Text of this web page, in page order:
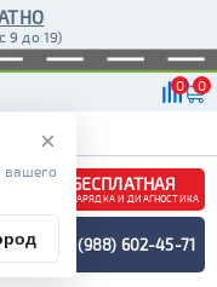
9 до 19)
0 0
БЕСПЛАТНАЯ
ЗАРЯДКА И ДИАГНОСТИКА
+7 (988) 602-45-71
×
вашего